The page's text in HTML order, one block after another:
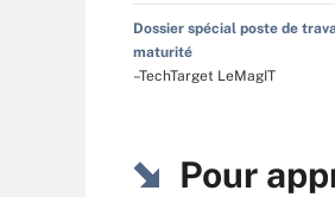
Dossier spécial poste de
maturité
–TechTarget LeMagIT
Pour